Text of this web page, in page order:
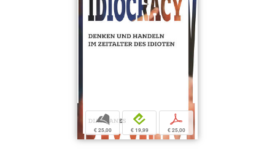
b
€ 25,00
e
€ 19,99
p
€ 25,00